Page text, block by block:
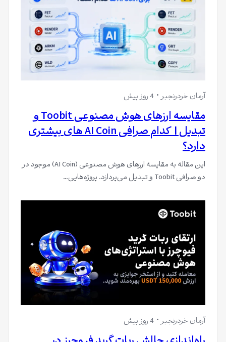
آرمان خردرنجبر 4 روز پیش
مقایسه ارزهای هوش مصنوعی Toobit و
تبدیل | کدام صرافی AI Coin های بیشتری
دارد؟
این مقاله به مقایسه ارزهای هوش مصنوعی (AI Coin) موجود در
دو صرافی Toobit و تبدیل می‌پردازد. پروژه‌هایی…
آرمان خردرنجبر 4 روز پیش